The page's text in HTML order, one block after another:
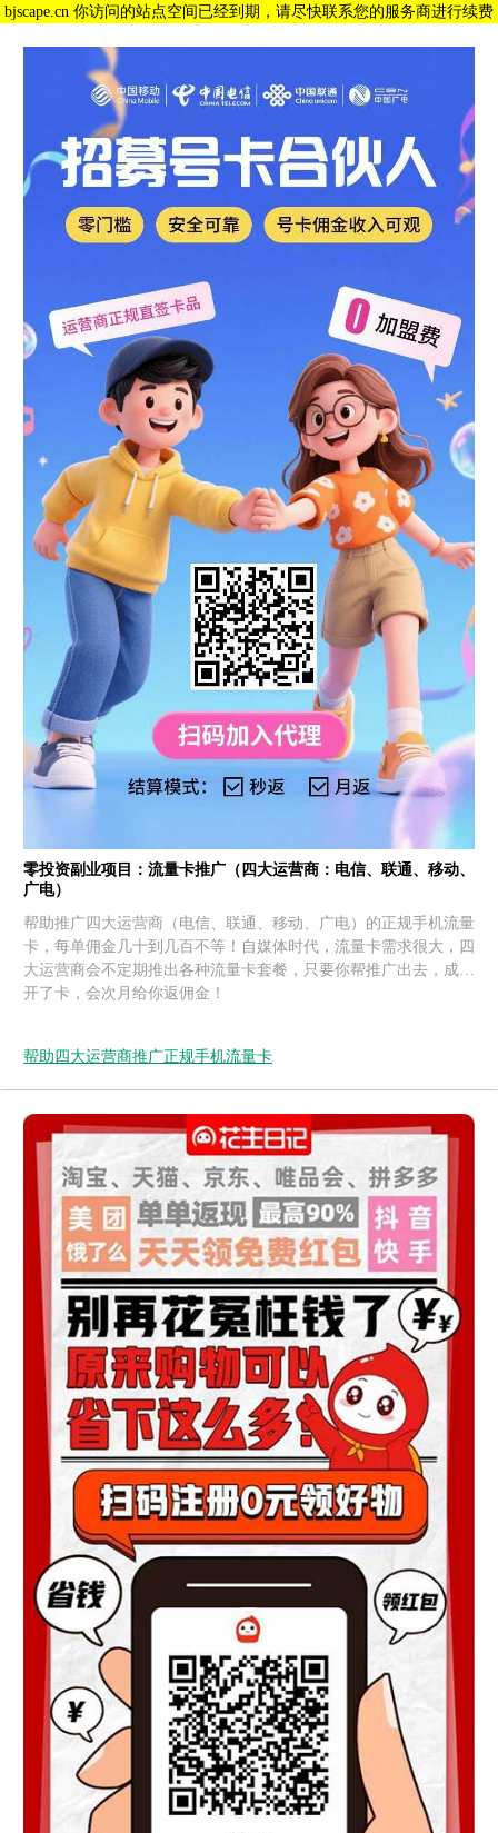
bjscape.cn 你访问的站点空间已经到期，请尽快联系您的服务商进行续费
零投资副业项目：流量卡推广（四大运营商：电信、联通、移动、
广电）
帮助推广四大运营商（电信、联通、移动、广电）的正规手机流量
卡，每单佣金几十到几百不等！自媒体时代，流量卡需求很大，四
大运营商会不定期推出各种流量卡套餐，只要你帮推广出去，成功
开了卡，会次月给你返佣金！
帮助四大运营商推广正规手机流量卡